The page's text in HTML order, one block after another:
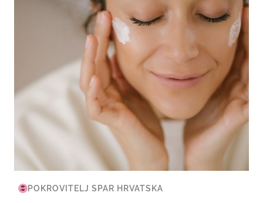
POKROVITELJ SPAR HRVATSKA